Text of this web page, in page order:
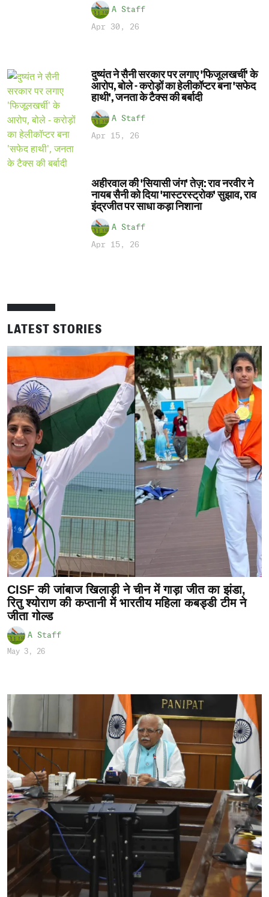
A Staff
Apr 30, 26
दुष्यंत ने सैनी सरकार पर लगाए 'फिजूलखर्ची' के
आरोप, बोले - करोड़ों का हेलीकॉप्टर बना 'सफेद
हाथी', जनता के टैक्स की बर्बादी
A Staff
Apr 15, 26
अहीरवाल की 'सियासी जंग' तेज़: राव नरवीर ने
नायब सैनी को दिया 'मास्टरस्ट्रोक' सुझाव, राव
इंद्रजीत पर साधा कड़ा निशाना
A Staff
Apr 15, 26
LATEST STORIES
CISF की जांबाज खिलाड़ी ने चीन में गाड़ा जीत का झंडा,
रितु श्योराण की कप्तानी में भारतीय महिला कबड्डी टीम ने
जीता गोल्ड
A Staff
May 3, 26